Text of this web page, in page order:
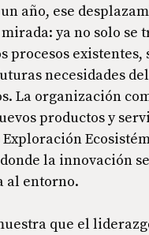
año, ese
ya no solo se
procesos existentes,
necesidades
La organización
productos y
la innovación
al entorno.
que el